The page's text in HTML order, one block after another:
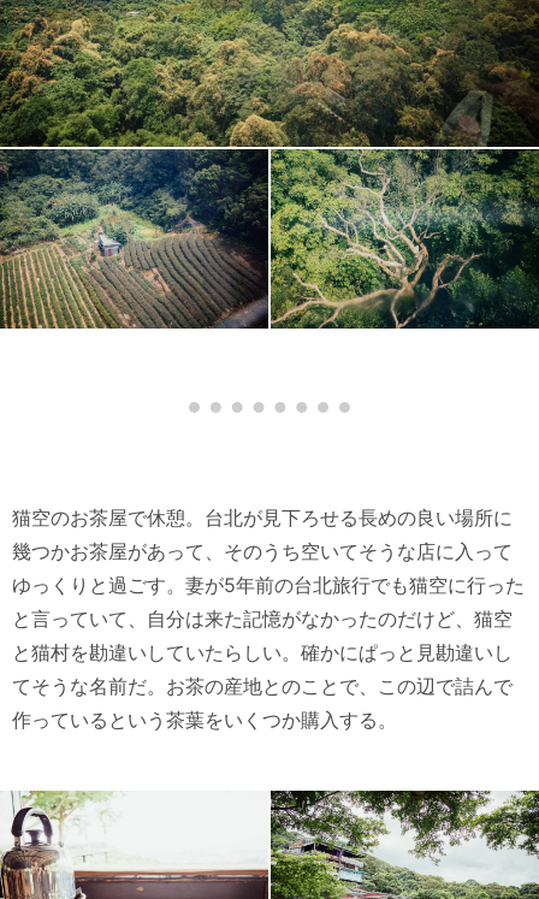
猫空のお茶屋で休憩。台北が見下ろせる長めの良い場所に
幾つかお茶屋があって、そのうち空いてそうな店に入って
ゆっくりと過ごす。妻が5年前の台北旅行でも猫空に行った
と言っていて、自分は来た記憶がなかったのだけど、猫空
と猫村を勘違いしていたらしい。確かにぱっと見勘違いし
てそうな名前だ。お茶の産地とのことで、この辺で詰んで
作っているという茶葉をいくつか購入する。